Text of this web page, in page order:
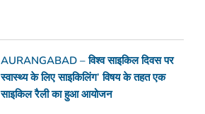
AURANGABAD – विश्व साइकिल दिवस पर
स्वास्थ्य के लिए साइकिलिंग’ विषय के तहत एक
साइकिल रैली का हुआ आयोजन